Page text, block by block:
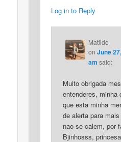
Log in to Reply
Matilde
on June
am said:
Muito obrigada
entenderes, minha
que esta minha
de alerta para
nao se calem, por
Bjinhosss, princesa